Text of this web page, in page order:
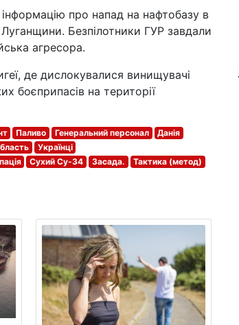
про напад на нафтобазу в
Безпілотники ГУР завдали
агресора.
де дислокувалися винищувачі
боєприпасів на території
Паливо Генеральний персонал
Данія
Українці
Сухий Су-34 Засада.
Тактика (метод)